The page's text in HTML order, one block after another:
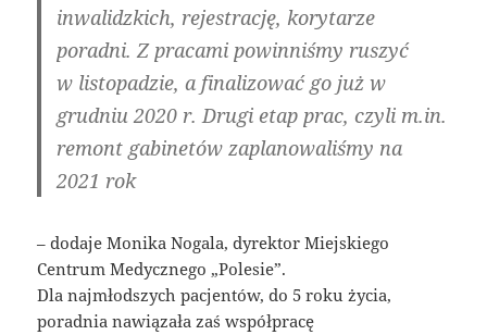
inwalidzkich, rejestrację, korytarze
poradni. Z pracami powinniśmy ruszyć
w listopadzie, a finalizować go już w
grudniu 2020 r. Drugi etap prac, czyli m.in.
remont gabinetów zaplanowaliśmy na
2021 rok
– dodaje Monika Nogala, dyrektor Miejskiego
Centrum Medycznego „Polesie”.
Dla najmłodszych pacjentów, do 5 roku życia,
poradnia nawiązała zaś współpracę